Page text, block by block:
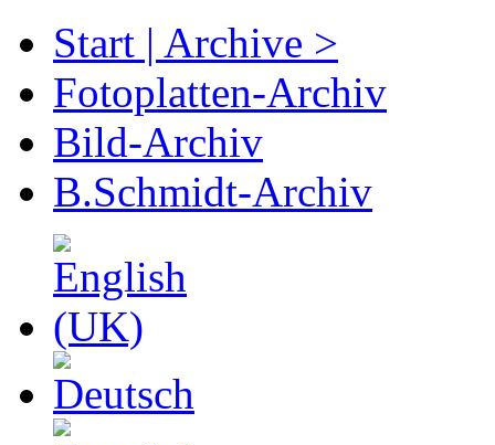
Start | Archive >
Fotoplatten-Archiv
Bild-Archiv
B.Schmidt-Archiv